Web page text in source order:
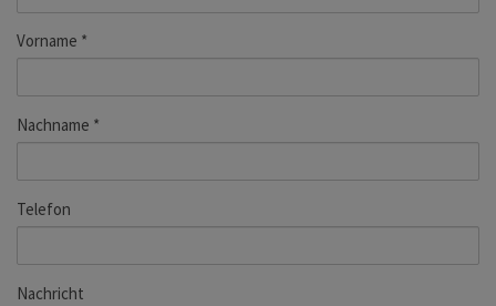
Vorname
Nachname
Telefon
Nachricht